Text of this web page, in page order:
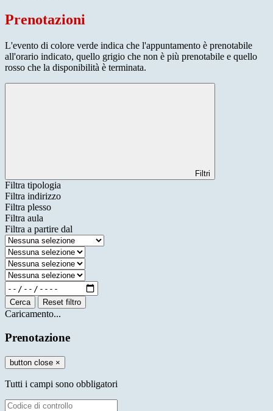
Prenotazioni
L'evento di colore verde indica che l'appuntamento è prenotabile
all'orario indicato, quello grigio che non è più prenotabile e quello
rosso che la disponibilità è terminata.
Filtri
Filtra tipologia
Filtra indirizzo
Filtra plesso
Filtra aula
Filtra a partire dal
Cerca Reset filtro
Caricamento...
Prenotazione
button close ×
Tutti i campi sono obbligatori